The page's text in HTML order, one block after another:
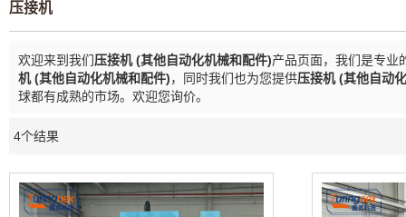
压接机
欢迎来到我们压接机 (其他自动化机械和配件)产品页面，我们是专业
机 (其他自动化机械和配件)，同时我们也为您提供压接机 (其他自动
球都有成熟的市场。欢迎您询价。
4个结果